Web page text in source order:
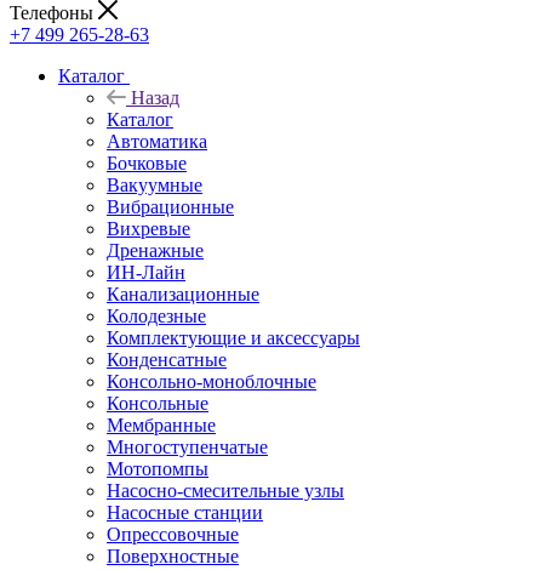
Телефоны
+7 499 265-28-63
Каталог
Назад
Каталог
Автоматика
Бочковые
Вакуумные
Вибрационные
Вихревые
Дренажные
ИН-Лайн
Канализационные
Колодезные
Комплектующие и аксессуары
Конденсатные
Консольно-моноблочные
Консольные
Мембранные
Многоступенчатые
Мотопомпы
Насосно-смесительные узлы
Насосные станции
Опрессовочные
Поверхностные